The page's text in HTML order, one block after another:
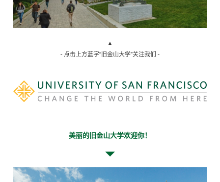
▲
- 点击上方蓝字“旧金山大学”关注我们 -
美丽的旧金山大学欢迎你！